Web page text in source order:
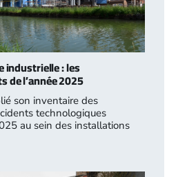
industrielle : les
de l’année 2025
son inventaire des
technologiques
au sein des installations